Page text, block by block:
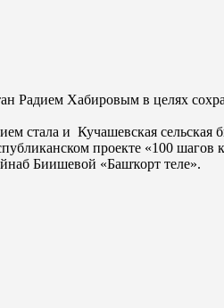
Радием Хабировым в целях
стала и Кучашевская сельская
проекте «100 шагов
Биишевой «Башҡорт теле».